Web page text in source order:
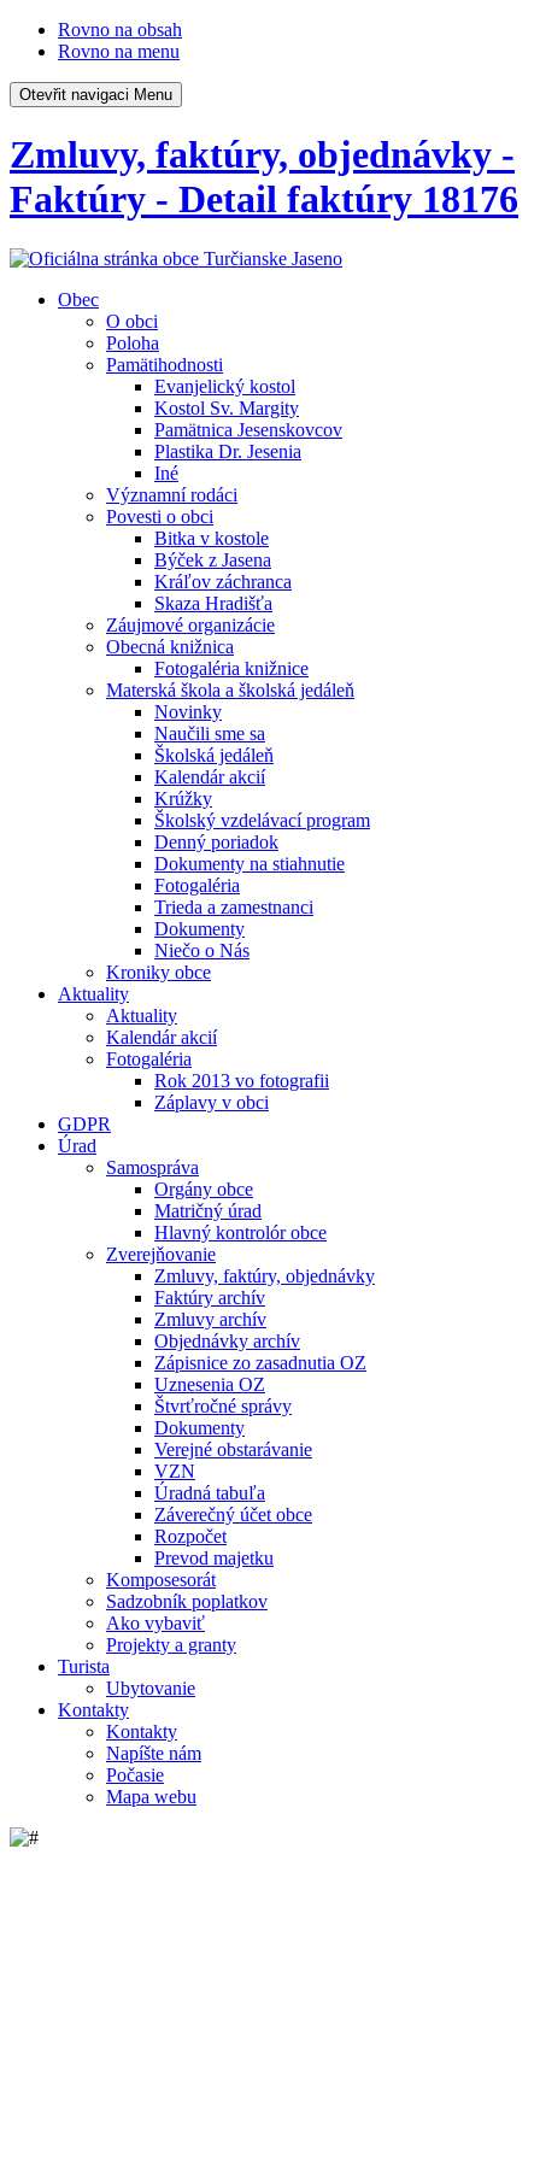
Rovno na obsah
Rovno na menu
Otevřit navigaci Menu
Zmluvy, faktúry, objednávky -
Faktúry - Detail faktúry 18176
Obec
O obci
Poloha
Pamätihodnosti
Evanjelický kostol
Kostol Sv. Margity
Pamätnica Jesenskovcov
Plastika Dr. Jesenia
Iné
Významní rodáci
Povesti o obci
Bitka v kostole
Býček z Jasena
Kráľov záchranca
Skaza Hradišťa
Záujmové organizácie
Obecná knižnica
Fotogaléria knižnice
Materská škola a školská jedáleň
Novinky
Naučili sme sa
Školská jedáleň
Kalendár akcií
Krúžky
Školský vzdelávací program
Denný poriadok
Dokumenty na stiahnutie
Fotogaléria
Trieda a zamestnanci
Dokumenty
Niečo o Nás
Kroniky obce
Aktuality
Aktuality
Kalendár akcií
Fotogaléria
Rok 2013 vo fotografii
Záplavy v obci
GDPR
Úrad
Samospráva
Orgány obce
Matričný úrad
Hlavný kontrolór obce
Zverejňovanie
Zmluvy, faktúry, objednávky
Faktúry archív
Zmluvy archív
Objednávky archív
Zápisnice zo zasadnutia OZ
Uznesenia OZ
Štvrťročné správy
Dokumenty
Verejné obstarávanie
VZN
Úradná tabuľa
Záverečný účet obce
Rozpočet
Prevod majetku
Komposesorát
Sadzobník poplatkov
Ako vybaviť
Projekty a granty
Turista
Ubytovanie
Kontakty
Kontakty
Napíšte nám
Počasie
Mapa webu